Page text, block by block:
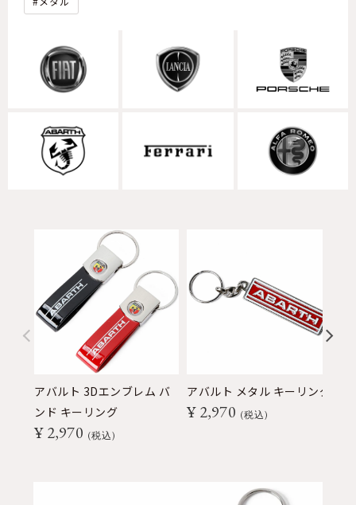
アバルト 3Dエンブレム バ
ンド キーリング
¥ 2,970 税込
アバルト メタル キーリング
¥ 2,970 税込